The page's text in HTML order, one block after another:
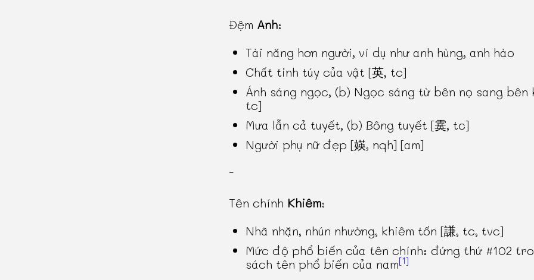
Đệm Anh:
Tài năng hơn người, ví dụ như anh hùng, anh hào
Chất tinh túy của vật [英, tc]
Ánh sáng ngọc, (b) Ngọc sáng từ bên nọ sang bên
tc]
Mưa lẫn cả tuyết, (b) Bông tuyết [霙, tc]
Người phụ nữ đẹp [媖, nqh] [am]
-
Tên chính Khiêm:
Nhã nhặn, nhún nhường, khiêm tốn [謙, tc, tvc]
Mức độ phổ biến của tên chính: đứng thứ #102
sách tên phổ biến của nam[1]